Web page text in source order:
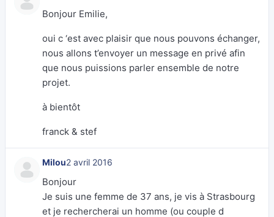
Bonjour Emilie,
oui c ‘est avec plaisir que nous pouvons échanger,
nous allons t’envoyer un message en privé afin
que nous puissions parler ensemble de notre
projet.
à bientôt
franck & stef
Milou2 avril 2016
Bonjour
Je suis une femme de 37 ans, je vis à Strasbourg
et je rechercherai un homme (ou couple d